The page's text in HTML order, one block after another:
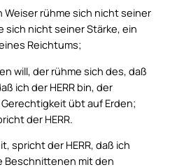
Weiser rühme sich nicht seiner
sich nicht seiner Stärke, ein
Reichtums;
will, der rühme sich des, daß
ich der HERR bin, der
übt auf Erden;
der HERR.
spricht der HERR, daß ich
Beschnittenen mit den